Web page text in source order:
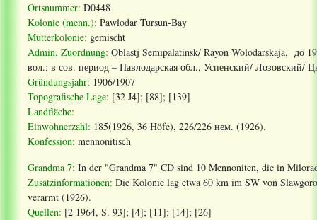
Ortsnummer: D0448
Kolonie (menn.): Pawlodar Tursun-Bay
Mutterkolonie: gemischt
Admin. Zuordnung: Oblastj Semipalatinsk/ Rayon Wolodarskaja. до
вол.; в сов. период – Павлодарская обл., Успенский/ Лозовский/
Gründungsjahr: 1906/1907
Topografische Lage: [32 J4]; [88]; [139]
Landfläche:
Einwohnerzahl: 185(1926, 36 Höfe), 226/226 нем. (1926).
Konfession: mennonitisch
Grandma 7: In der "Grandma 7" CD sind 10 Mennoniten, die in
Zusatzinformationen: Die Kolonie lag etwa 60 km im SW von
verarmt (1926).
Quellen: [2 1964, S. 93]; [4]; [11]; [14]; [26]